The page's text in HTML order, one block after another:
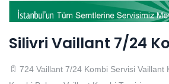
Silivri Vaillant 7/24
724 Vaillant 7/24 Kombi Servisi Vaillant